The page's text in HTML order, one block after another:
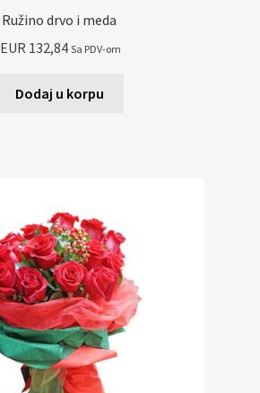
Ružino drvo i meda
EUR 132,84 Sa PDV-om
Dodaj u korpu